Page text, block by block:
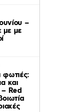
–
με με
φωτιές:
και
Red